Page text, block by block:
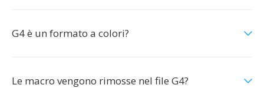
G4 è un formato a colori?
Le macro vengono rimosse nel file G4?